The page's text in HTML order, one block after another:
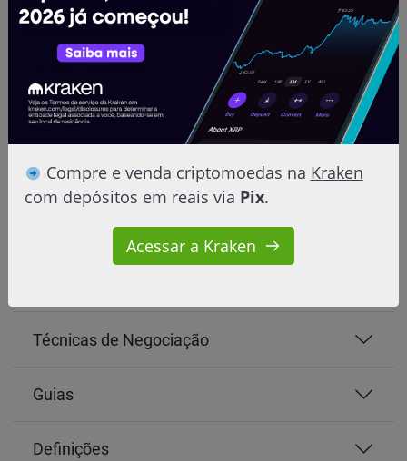
Aprender
Técnicas de Negociação
Guias
Definições
Compre e venda criptomoedas na Kraken
com depósitos em reais via Pix.
Acessar a Kraken